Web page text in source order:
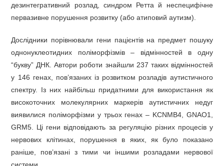
дезинтегративний розлад, синдром Ретта й неспецифічне
первазивне порушення розвитку (або атиповий аутизм).
Дослідники порівнювали гени пацієнтів на предмет пошуку
однонуклеотидних поліморфізмів – відмінностей в одну
“букву” ДНК. Автори роботи знайшли 237 таких відмінностей
у 146 генах, пов’язаних із розвитком розладів аутистичного
спектру. Із них найбільш придатними для використання як
високоточних молекулярних маркерів аутистичних недуг
виявилися поліморфізми у трьох генах – KCNMB4, GNAO1,
GRM5. Ці гени відповідають за регуляцію різних процесів у
нервових клітинах, порушення в яких, як було показано
раніше, пов’язані з тими чи іншими розладами нервової